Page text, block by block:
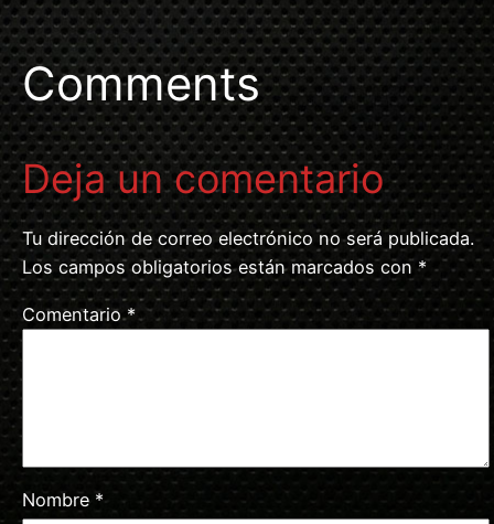
Comments
Deja un comentario
Tu dirección de correo electrónico no será publicada.
Los campos obligatorios están marcados con *
Comentario*
Nombre *